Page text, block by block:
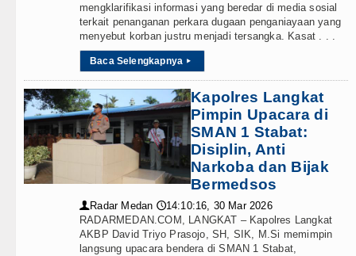
mengklarifikasi informasi yang beredar di media sosial
terkait penanganan perkara dugaan penganiayaan yang
menyebut korban justru menjadi tersangka. Kasat . . .
Baca Selengkapnya ▸
Kapolres Langkat
Pimpin Upacara di
SMAN 1 Stabat:
Disiplin, Anti
Narkoba dan Bijak
Bermedsos
👤 Radar Medan 🕔14:10:16, 30 Mar 2026
RADARMEDAN.COM, LANGKAT – Kapolres Langkat
AKBP David Triyo Prasojo, SH, SIK, M.Si memimpin
langsung upacara bendera di SMAN 1 Stabat,